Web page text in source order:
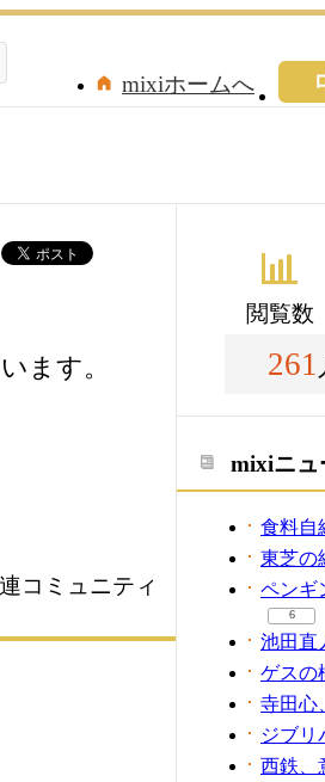
mixiホームへ
ます。
コミュニティ
閲覧数
261
mixiニュ
食料自
東芝の
ペンギ
6
池田直
ゲスの
寺田心
ジブリ
西鉄、